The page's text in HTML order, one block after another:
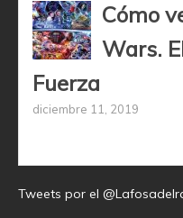
Cómo
Wars.
Fuerza
diciembre 11, 2019
Tweets por el